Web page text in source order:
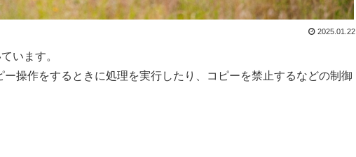
2025.01.22
います。
操作をするときに処理を実行したり、コピーを禁止するなどの制御